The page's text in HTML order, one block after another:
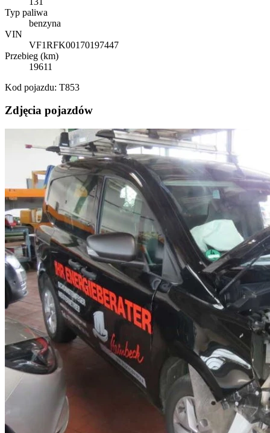
Typ paliwa
benzyna
VIN
VF1RFK00170197447
Przebieg (km)
19611
Kod pojazdu: T853
Zdjęcia pojazdów